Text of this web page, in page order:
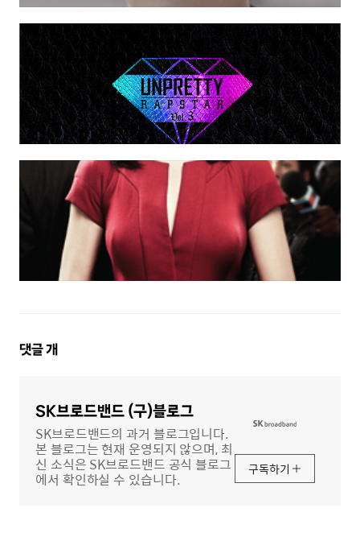
댓
댓글개
SK브로드밴드 (구)블로그
SK브로드밴드의 과거 블로그입니다.
본 블로그는 현재 운영되지 않으며, 최
신 소식은 SK브로드밴드 공식 블로그
에서 확인하실 수 있습니다.
구독하기